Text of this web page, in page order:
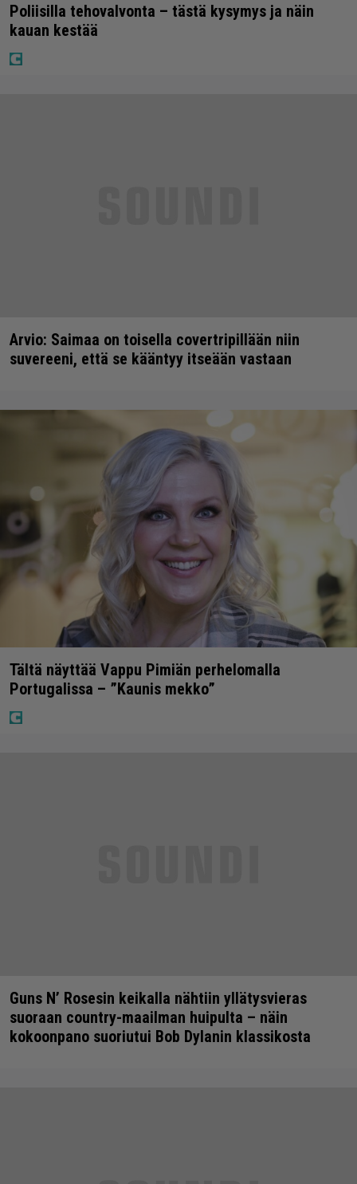
Poliisilla tehovalvonta – tästä kysymys ja näin
kauan kestää
Arvio: Saimaa on toisella covertripillään niin
suvereeni, että se kääntyy itseään vastaan
Tältä näyttää Vappu Pimiän perhelomalla
Portugalissa – ”Kaunis mekko”
Guns N’ Rosesin keikalla nähtiin yllätysvieras
suoraan country-maailman huipulta – näin
kokoonpano suoriutui Bob Dylanin klassikosta